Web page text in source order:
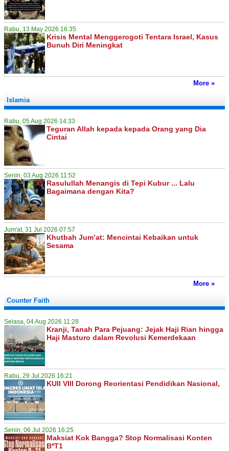
Rabu, 13 May 2026 16:35
Krisis Mental Menggerogoti Tentara Israel, Kasus
Bunuh Diri Meningkat
More »
Islamia
Rabu, 05 Aug 2026 14:33
Teguran Allah kepada kepada Orang yang Dia
Cintai
Senin, 03 Aug 2026 11:52
Rasulullah Menangis di Tepi Kubur ... Lalu
Bagaimana dengan Kita?
Jum'at, 31 Jul 2026 07:57
Khutbah Jum’at: Mencintai Kebaikan untuk
Sesama
More »
Counter Faith
Selasa, 04 Aug 2026 11:28
Kranji, Tanah Para Pejuang: Jejak Haji Rian hingga
Haji Masturo dalam Revolusi Kemerdekaan
Rabu, 29 Jul 2026 16:21
KUII VIII Dorong Reorientasi Pendidikan Nasional,
Senin, 06 Jul 2026 16:25
Maksiat Kok Bangga? Stop Normalisasi Konten
B*T1